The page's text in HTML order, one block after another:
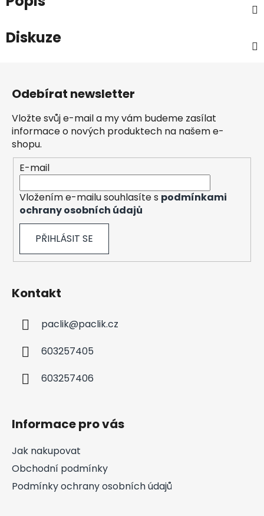
Diskuze
Odebírat newsletter
Vložte svůj e-mail a my vám budeme zasílat
informace o nových produktech na našem e-
shopu.
E-mail
Vložením e-mailu souhlasíte s podmínkami
ochrany osobních údajů
PŘIHLÁSIT SE
Kontakt
paclik@paclik.cz
603257405
603257406
Informace pro vás
Jak nakupovat
Obchodní podmínky
Podmínky ochrany osobních údajů